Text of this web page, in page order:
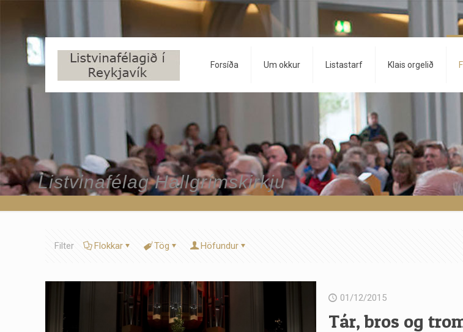
Forsíða Um okkur Listastarf Klais orgelið
Listvinafélag Hallgrímskirkju
Filter Flokkar Tög Höfundur
01/12/2015
Tár, bros og